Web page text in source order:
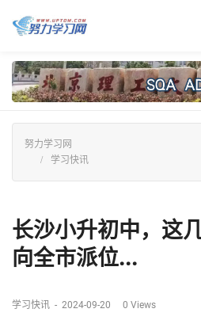
努力学习网
学习快讯
长沙小升初中，这
向全市派位...
学习快讯 - 2024-09-20 0 Views